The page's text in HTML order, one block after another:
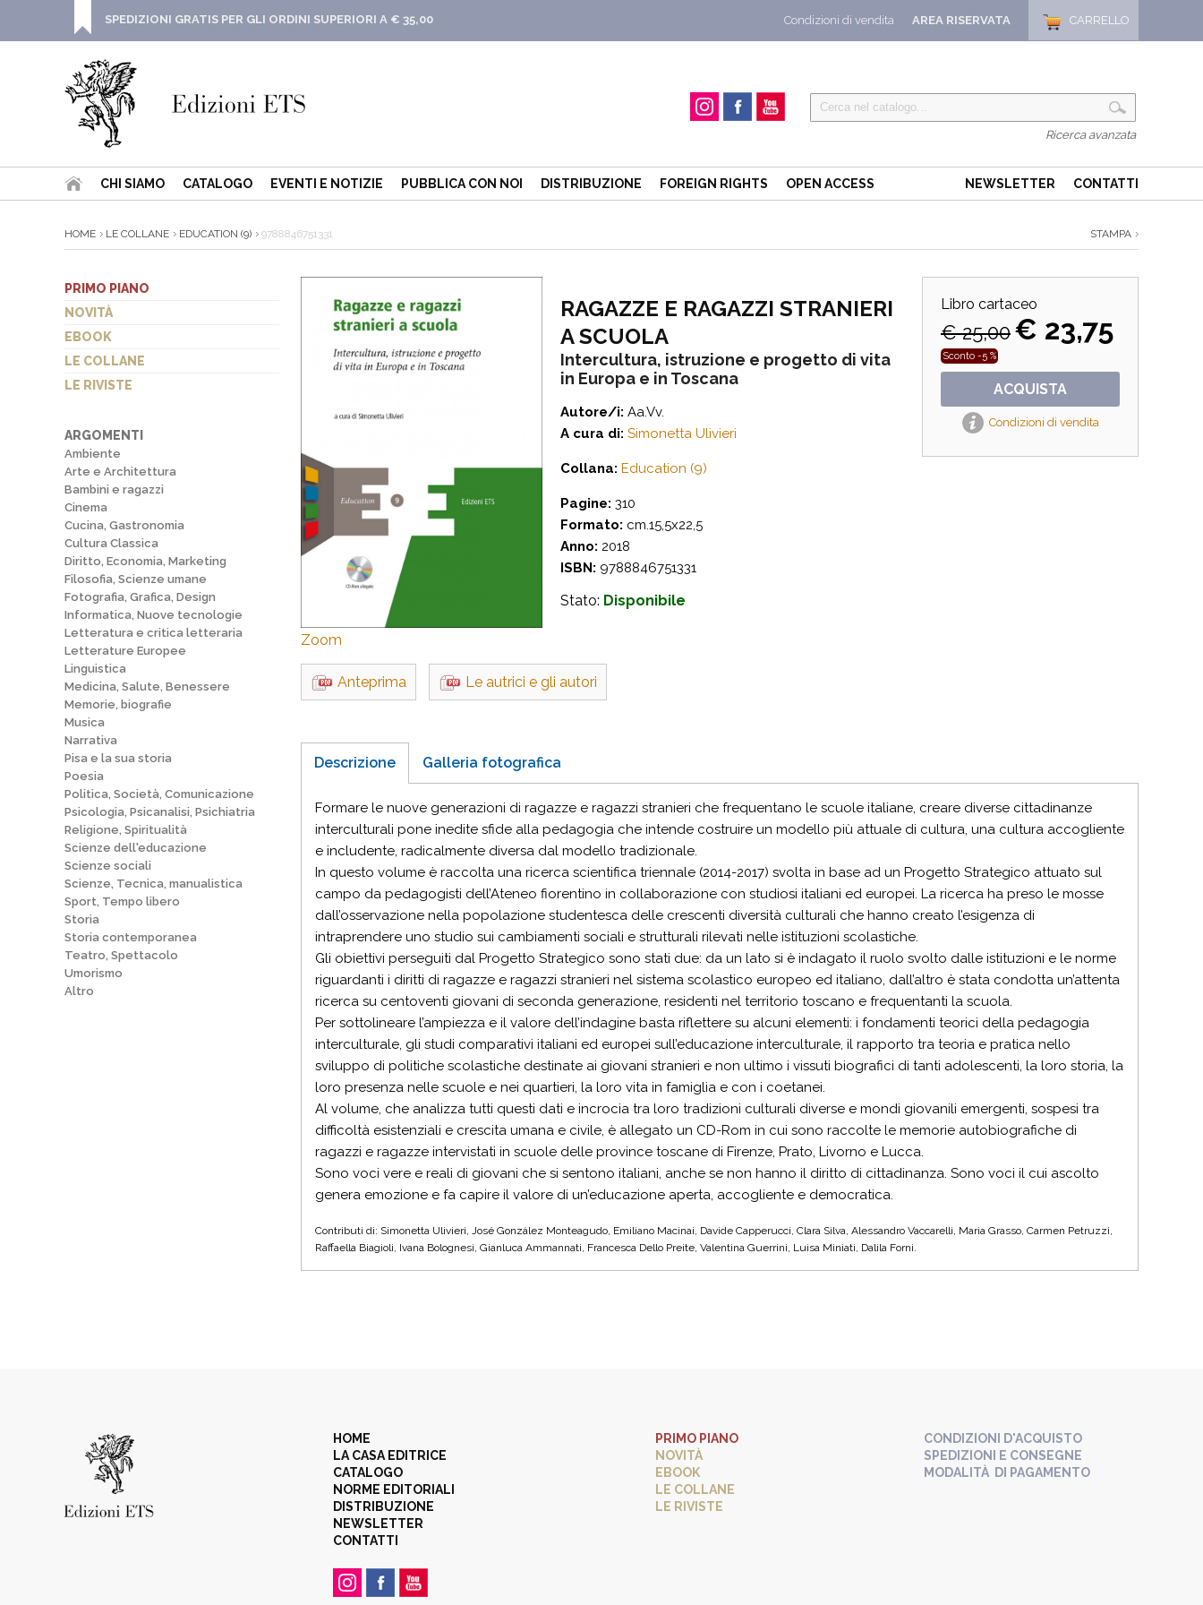
CARRELLO
AREA RISERVATA
Condizioni di vendita
SPEDIZIONI GRATIS PER GLI ORDINI SUPERIORI A € 35,00
Ricerca avanzata
CHI SIAMO CATALOGO EVENTI E NOTIZIE PUBBLICA CON NOI DISTRIBUZIONE FOREIGN RIGHTS OPEN ACCESS NEWSLETTER CONTATTI
HOME LE COLLANE EDUCATION (9) 9788846751331 STAMPA
PRIMO PIANO
NOVITÀ
EBOOK
LE COLLANE
LE RIVISTE
ARGOMENTI
Ambiente
Arte e Architettura
Bambini e ragazzi
Cinema
Cucina, Gastronomia
Cultura Classica
Diritto, Economia, Marketing
Filosofia, Scienze umane
Fotografia, Grafica, Design
Informatica, Nuove tecnologie
Letteratura e critica letteraria
Letterature Europee
Linguistica
Medicina, Salute, Benessere
Memorie, biografie
Musica
Narrativa
Pisa e la sua storia
Poesia
Politica, Società, Comunicazione
Psicologia, Psicanalisi, Psichiatria
Religione, Spiritualità
Scienze dell'educazione
Scienze sociali
Scienze, Tecnica, manualistica
Sport, Tempo libero
Storia
Storia contemporanea
Teatro, Spettacolo
Umorismo
Altro
Libro cartaceo
€ 25,00€ 23,75
Sconto -5 %
ACQUISTA
Condizioni di vendita
Zoom
RAGAZZE E RAGAZZI STRANIERI
A SCUOLA
Intercultura, istruzione e progetto di vita
in Europa e in Toscana
Autore/i: Aa.Vv.
A cura di: Simonetta Ulivieri
Collana: Education (9)
Pagine: 310
Formato: cm.15,5x22,5
Anno: 2018
ISBN: 9788846751331
Stato: Disponibile
Anteprima Le autrici e gli autori
Descrizione Galleria fotografica
Formare le nuove generazioni di ragazze e ragazzi stranieri che frequentano le scuole italiane, creare diverse cittadinanze
interculturali pone inedite sfide alla pedagogia che intende costruire un modello più attuale di cultura, una cultura accogliente
e includente, radicalmente diversa dal modello tradizionale.
In questo volume è raccolta una ricerca scientifica triennale (2014-2017) svolta in base ad un Progetto Strategico attuato sul
campo da pedagogisti dell’Ateneo fiorentino in collaborazione con studiosi italiani ed europei. La ricerca ha preso le mosse
dall’osservazione nella popolazione studentesca delle crescenti diversità culturali che hanno creato l’esigenza di
intraprendere uno studio sui cambiamenti sociali e strutturali rilevati nelle istituzioni scolastiche.
Gli obiettivi perseguiti dal Progetto Strategico sono stati due: da un lato si è indagato il ruolo svolto dalle istituzioni e le norme
riguardanti i diritti di ragazze e ragazzi stranieri nel sistema scolastico europeo ed italiano, dall’altro è stata condotta un’attenta
ricerca su centoventi giovani di seconda generazione, residenti nel territorio toscano e frequentanti la scuola.
Per sottolineare l’ampiezza e il valore dell’indagine basta riflettere su alcuni elementi: i fondamenti teorici della pedagogia
interculturale, gli studi comparativi italiani ed europei sull’educazione interculturale, il rapporto tra teoria e pratica nello
sviluppo di politiche scolastiche destinate ai giovani stranieri e non ultimo i vissuti biografici di tanti adolescenti, la loro storia, la
loro presenza nelle scuole e nei quartieri, la loro vita in famiglia e con i coetanei.
Al volume, che analizza tutti questi dati e incrocia tra loro tradizioni culturali diverse e mondi giovanili emergenti, sospesi tra
difficoltà esistenziali e crescita umana e civile, è allegato un CD-Rom in cui sono raccolte le memorie autobiografiche di
ragazzi e ragazze intervistati in scuole delle province toscane di Firenze, Prato, Livorno e Lucca.
Sono voci vere e reali di giovani che si sentono italiani, anche se non hanno il diritto di cittadinanza. Sono voci il cui ascolto
genera emozione e fa capire il valore di un’educazione aperta, accogliente e democratica.
Contributi di: Simonetta Ulivieri, José González Monteagudo, Emiliano Macinai, Davide Capperucci, Clara Silva, Alessandro Vaccarelli, Maria Grasso, Carmen Petruzzi,
Raffaella Biagioli, Ivana Bolognesi, Gianluca Ammannati, Francesca Dello Preite, Valentina Guerrini, Luisa Miniati, Dalila Forni.
HOME
LA CASA EDITRICE
CATALOGO
NORME EDITORIALI
DISTRIBUZIONE
NEWSLETTER
CONTATTI
PRIMO PIANO
NOVITÀ
EBOOK
LE COLLANE
LE RIVISTE
CONDIZIONI D'ACQUISTO
SPEDIZIONI E CONSEGNE
MODALITÀ DI PAGAMENTO